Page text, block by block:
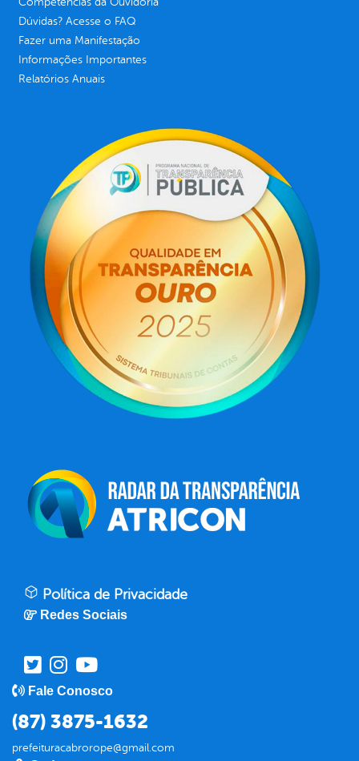
Dúvidas? Acesse o FAQ
Fazer uma Manifestação
Informações Importantes
Relatórios Anuais
Política de Privacidade
Redes Sociais
Fale Conosco
(87) 3875-1632
prefeituracabrorope@gmail.com